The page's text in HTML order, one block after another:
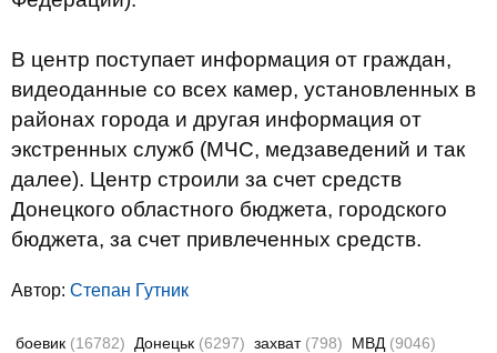
В центр поступает информация от граждан,
видеоданные со всех камер, установленных в
районах города и другая информация от
экстренных служб (МЧС, медзаведений и так
далее). Центр строили за счет средств
Донецкого областного бюджета, городского
бюджета, за счет привлеченных средств.
Автор: Степан Гутник
боевик (16782) Донецьк (6297) захват (798) МВД (9046)